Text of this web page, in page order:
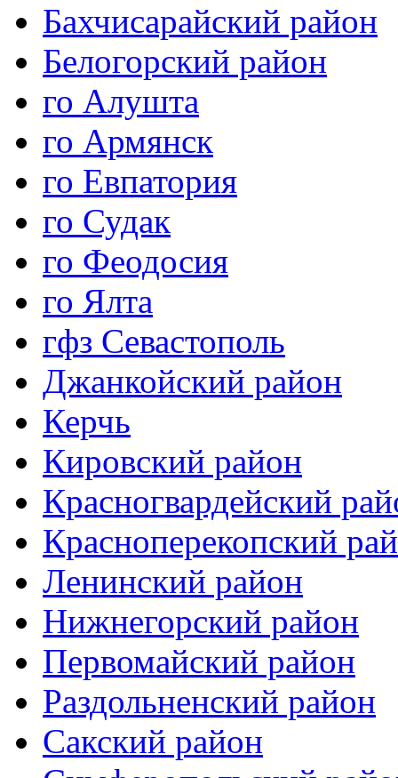
Бахчисарайский район
Белогорский район
го Алушта
го Армянск
го Евпатория
го Судак
го Феодосия
го Ялта
гфз Севастополь
Джанкойский район
Керчь
Кировский район
Красногвардейский
Красноперекопский
Ленинский район
Нижнегорский район
Первомайский район
Раздольненский район
Сакский район